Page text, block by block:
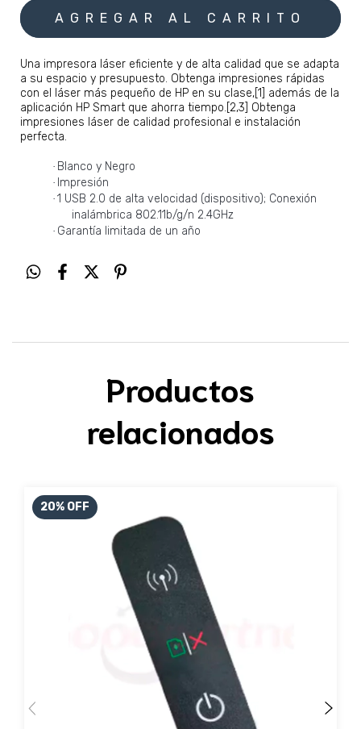
Una impresora láser eficiente y de alta calidad que se adapta
a su espacio y presupuesto. Obtenga impresiones rápidas
con el láser más pequeño de HP en su clase,[1] además de la
aplicación HP Smart que ahorra tiempo.[2,3] Obtenga
impresiones láser de calidad profesional e instalación
perfecta.
· Blanco y Negro
· Impresión
· 1 USB 2.0 de alta velocidad (dispositivo); Conexión
inalámbrica 802.11b/g/n 2.4GHz
· Garantía limitada de un año
Productos
relacionados
20% OFF